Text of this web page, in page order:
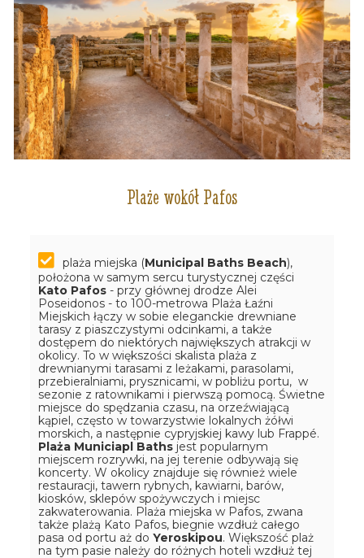
Plaże wokół Pafos
plaża miejska (Municipal Baths Beach),
położona w samym sercu turystycznej części
Kato Pafos - przy głównej drodze Alei
Poseidonos - to 100-metrowa Plaża Łaźni
Miejskich łączy w sobie eleganckie drewniane
tarasy z piaszczystymi odcinkami, a także
dostępem do niektórych największych atrakcji w
okolicy. To w większości skalista plaża z
drewnianymi tarasami z leżakami, parasolami,
przebieralniami, prysznicami, w pobliżu portu, w
sezonie z ratownikami i pierwszą pomocą. Świetne
miejsce do spędzania czasu, na orzeźwiającą
kąpiel, często w towarzystwie lokalnych żółwi
morskich, a następnie cypryjskiej kawy lub Frappé.
Plaża Municiapl Baths jest popularnym
miejscem rozrywki, na jej terenie odbywają się
koncerty. W okolicy znajduje się również wiele
restauracji, tawern rybnych, kawiarni, barów,
kiosków, sklepów spożywczych i miejsc
zakwaterowania. Plaża miejska w Pafos, zwana
także plażą Kato Pafos, biegnie wzdłuż całego
pasa od portu aż doYeroskipou. Większość plaż
na tym pasie należy do różnych hoteli wzdłuż tej